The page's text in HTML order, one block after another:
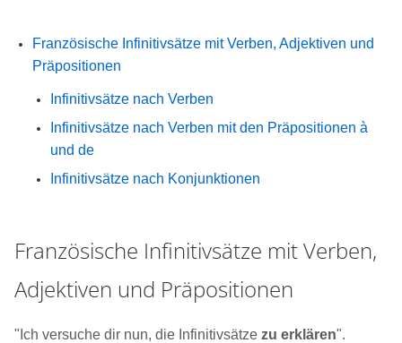
Französische Infinitivsätze mit Verben, Adjektiven und
Präpositionen
Infinitivsätze nach Verben
Infinitivsätze nach Verben mit den Präpositionen à
und de
Infinitivsätze nach Konjunktionen
Französische Infinitivsätze mit Verben,
Adjektiven und Präpositionen
"Ich versuche dir nun, die Infinitivsätze zu erklären".